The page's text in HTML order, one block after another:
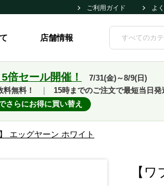
ご利用ガイド よ
店舗情報
倍セール開催！
7/31(金)～8/9(日)
無料！
15時までのご注文で最短当日発
さらにお得に買い替え
エッグヤーン ホワイト
【